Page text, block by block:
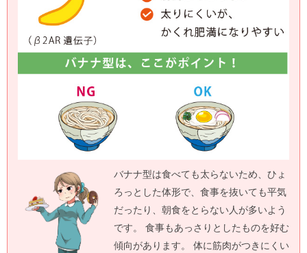
バナナ型は食べても太らないため、ひょ
ろっとした体形で、食事を抜いても平気
だったり、朝食をとらない人が多いよう
です。 食事もあっさりとしたものを好む
傾向があります。 体に筋肉がつきにくい